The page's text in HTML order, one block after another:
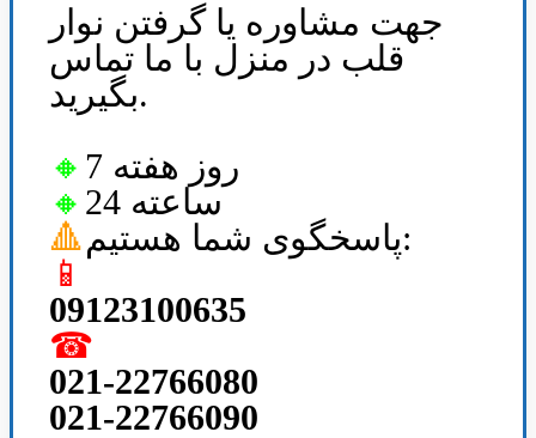
جهت مشاوره یا گرفتن نوار
قلب در منزل با ما تماس
بگیرید.
🔸
7 روز هفته
🔸
24 ساعته
🔺
پاسخگوی شما هستیم:
📱
09123100635
☎
021-22766080
021-22766090